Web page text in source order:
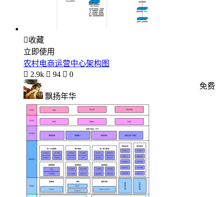
收藏
立即使用
农村电商运营中心架构图
 2.9k  94  0
飘扬年华
免费